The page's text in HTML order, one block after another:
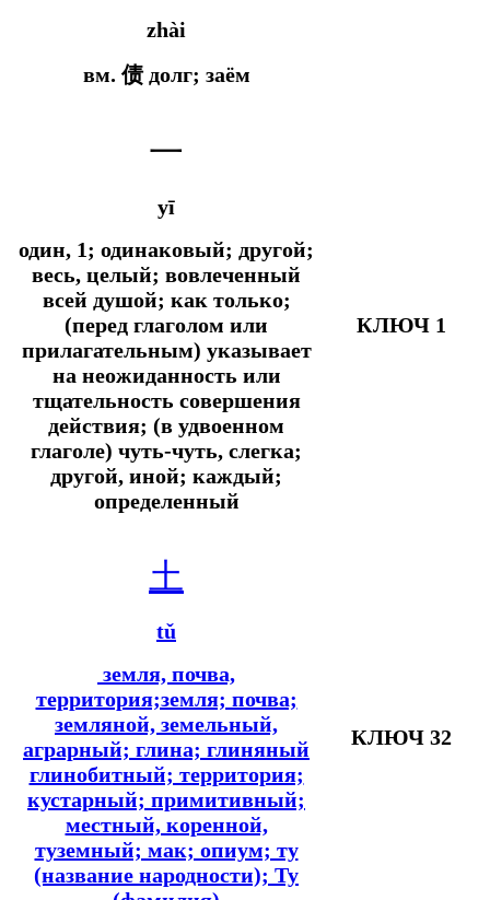
zhài
вм. 债 долг; заём
一
yī
один, 1; одинаковый; другой;
весь, целый; вовлеченный
всей душой; как только;
(перед глаголом или
прилагательным) указывает
на неожиданность или
тщательность совершения
действия; (в удвоенном
глаголе) чуть-чуть, слегка;
другой, иной; каждый;
определенный
КЛЮЧ 1
土
tǔ
земля, почва,
территория;земля; почва;
земляной, земельный,
аграрный; глина; глиняный
глинобитный; территория;
кустарный; примитивный;
местный, коренной,
туземный; мак; опиум; ту
(название народности); Ту
КЛЮЧ 32